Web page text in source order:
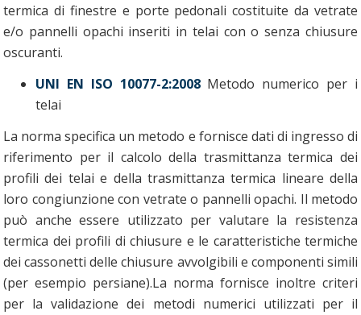
termica di finestre e porte pedonali costituite da vetrate
e/o pannelli opachi inseriti in telai con o senza chiusure
oscuranti.
UNI EN ISO 10077-2:2008 Metodo numerico per i
telai
La norma specifica un metodo e fornisce dati di ingresso di
riferimento per il calcolo della trasmittanza termica dei
profili dei telai e della trasmittanza termica lineare della
loro congiunzione con vetrate o pannelli opachi. Il metodo
può anche essere utilizzato per valutare la resistenza
termica dei profili di chiusure e le caratteristiche termiche
dei cassonetti delle chiusure avvolgibili e componenti simili
(per esempio persiane).La norma fornisce inoltre criteri
per la validazione dei metodi numerici utilizzati per il